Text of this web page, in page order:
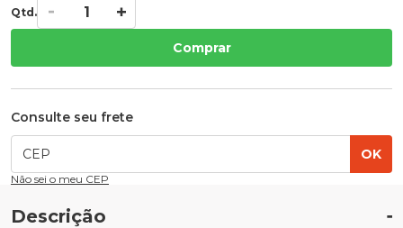
Qtd.
Comprar
Consulte seu frete
OK
Não sei o meu CEP
Descrição